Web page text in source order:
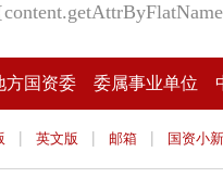
方国资委 委属事业单位
| 英文版 | 邮箱 | 国资小新